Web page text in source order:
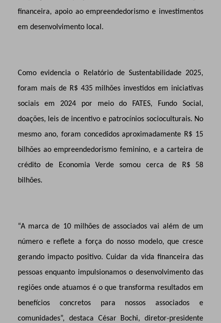
financeira, apoio ao empreendedorismo e investimentos
em desenvolvimento local.
Como evidencia o Relatório de Sustentabilidade 2025,
foram mais de R$ 435 milhões investidos em iniciativas
sociais em 2024 por meio do FATES, Fundo Social,
doações, leis de incentivo e patrocínios socioculturais. No
mesmo ano, foram concedidos aproximadamente R$ 15
bilhões ao empreendedorismo feminino, e a carteira de
crédito de Economia Verde somou cerca de R$ 58
bilhões.
“A marca de 10 milhões de associados vai além de um
número e reflete a força do nosso modelo, que cresce
gerando impacto positivo. Cuidar da vida financeira das
pessoas enquanto impulsionamos o desenvolvimento das
regiões onde atuamos é o que transforma resultados em
benefícios concretos para nossos associados e
comunidades”, destaca César Bochi, diretor-presidente